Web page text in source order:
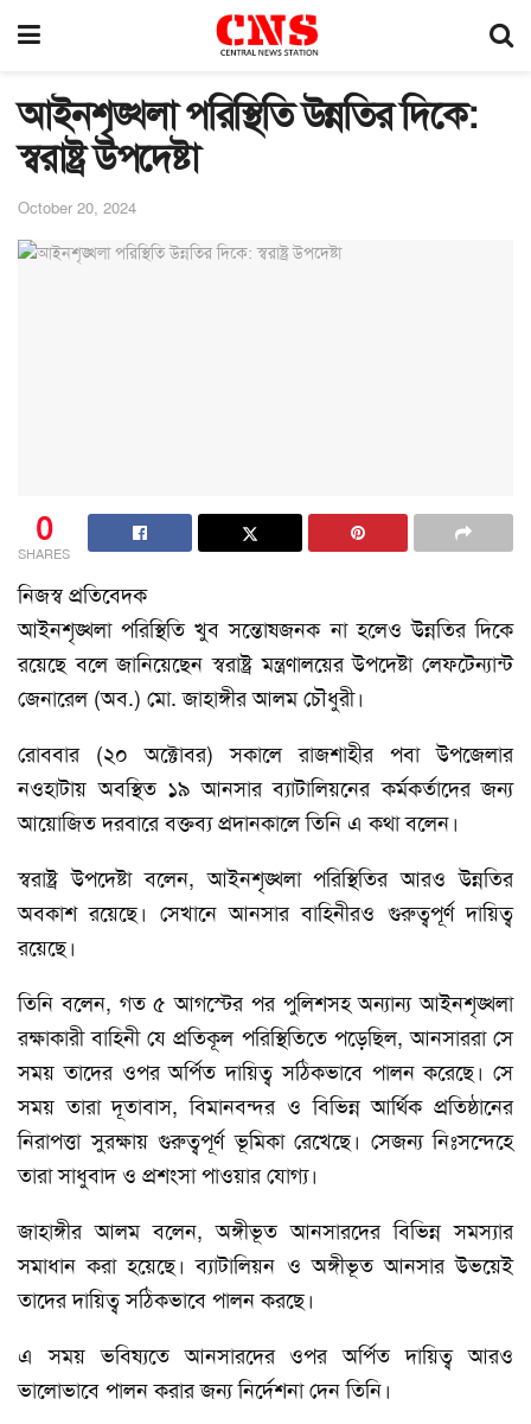
আইনশৃঙ্খলা পরিস্থিতি উন্নতির দিকে:
স্বরাষ্ট্র উপদেষ্টা
October 20, 2024
0
SHARES
নিজস্ব প্রতিবেদক
আইনশৃঙ্খলা পরিস্থিতি খুব সন্তোষজনক না হলেও উন্নতির দিকে
রয়েছে বলে জানিয়েছেন স্বরাষ্ট্র মন্ত্রণালয়ের উপদেষ্টা লেফটেন্যান্ট
জেনারেল (অব.) মো. জাহাঙ্গীর আলম চৌধুরী।
রোববার (২০ অক্টোবর) সকালে রাজশাহীর পবা উপজেলার
নওহাটায় অবস্থিত ১৯ আনসার ব্যাটালিয়নের কর্মকর্তাদের জন্য
আয়োজিত দরবারে বক্তব্য প্রদানকালে তিনি এ কথা বলেন।
স্বরাষ্ট্র উপদেষ্টা বলেন, আইনশৃঙ্খলা পরিস্থিতির আরও উন্নতির
অবকাশ রয়েছে। সেখানে আনসার বাহিনীরও গুরুত্বপূর্ণ দায়িত্ব
রয়েছে।
তিনি বলেন, গত ৫ আগস্টের পর পুলিশসহ অন্যান্য আইনশৃঙ্খলা
রক্ষাকারী বাহিনী যে প্রতিকূল পরিস্থিতিতে পড়েছিল, আনসাররা সে
সময় তাদের ওপর অর্পিত দায়িত্ব সঠিকভাবে পালন করেছে। সে
সময় তারা দূতাবাস, বিমানবন্দর ও বিভিন্ন আর্থিক প্রতিষ্ঠানের
নিরাপত্তা সুরক্ষায় গুরুত্বপূর্ণ ভূমিকা রেখেছে। সেজন্য নিঃসন্দেহে
তারা সাধুবাদ ও প্রশংসা পাওয়ার যোগ্য।
জাহাঙ্গীর আলম বলেন, অঙ্গীভূত আনসারদের বিভিন্ন সমস্যার
সমাধান করা হয়েছে। ব্যাটালিয়ন ও অঙ্গীভূত আনসার উভয়েই
তাদের দায়িত্ব সঠিকভাবে পালন করছে।
এ সময় ভবিষ্যতে আনসারদের ওপর অর্পিত দায়িত্ব আরও
ভালোভাবে পালন করার জন্য নির্দেশনা দেন তিনি।